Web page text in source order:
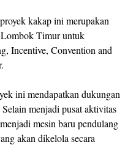
kakap ini merupakan
Timur untuk
Incentive, Convention and
ini mendapatkan dukungan
menjadi pusat aktivitas
mesin baru pendulang
akan dikelola secara